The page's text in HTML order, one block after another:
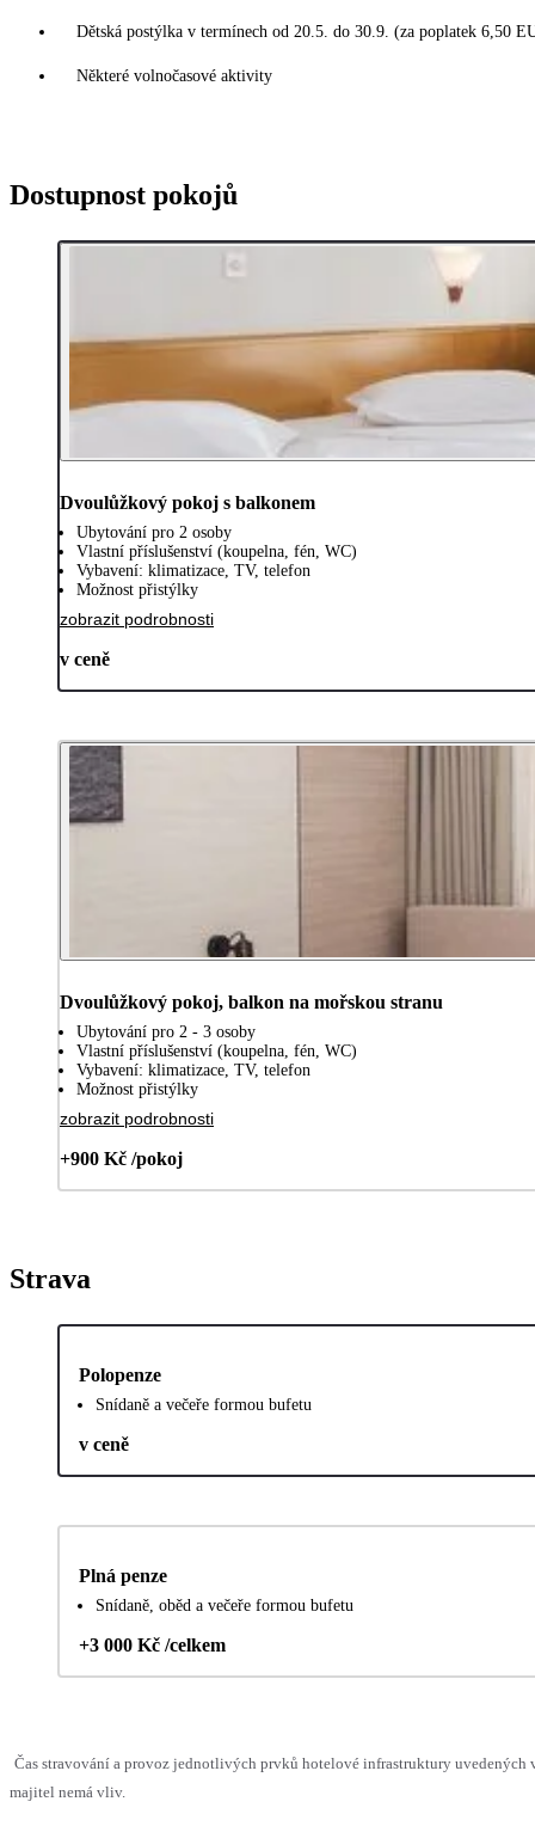
Dětská postýlka v termínech od 20.5. do 30.9. (za poplatek 6,50
Některé volnočasové aktivity
Dostupnost pokojů
Dvoulůžkový pokoj s balkonem
Ubytování pro 2 osoby
Vlastní příslušenství (koupelna, fén, WC)
Vybavení: klimatizace, TV, telefon
Možnost přistýlky
zobrazit podrobnosti
v ceně
Dvoulůžkový pokoj, balkon na mořskou stranu
Ubytování pro 2 - 3 osoby
Vlastní příslušenství (koupelna, fén, WC)
Vybavení: klimatizace, TV, telefon
Možnost přistýlky
zobrazit podrobnosti
+900 Kč /pokoj
Strava
Polopenze
Snídaně a večeře formou bufetu
v ceně
Plná penze
Snídaně, oběd a večeře formou bufetu
+3 000 Kč /celkem
Čas stravování a provoz jednotlivých prvků hotelové infrastruktury uvedených
majitel nemá vliv.